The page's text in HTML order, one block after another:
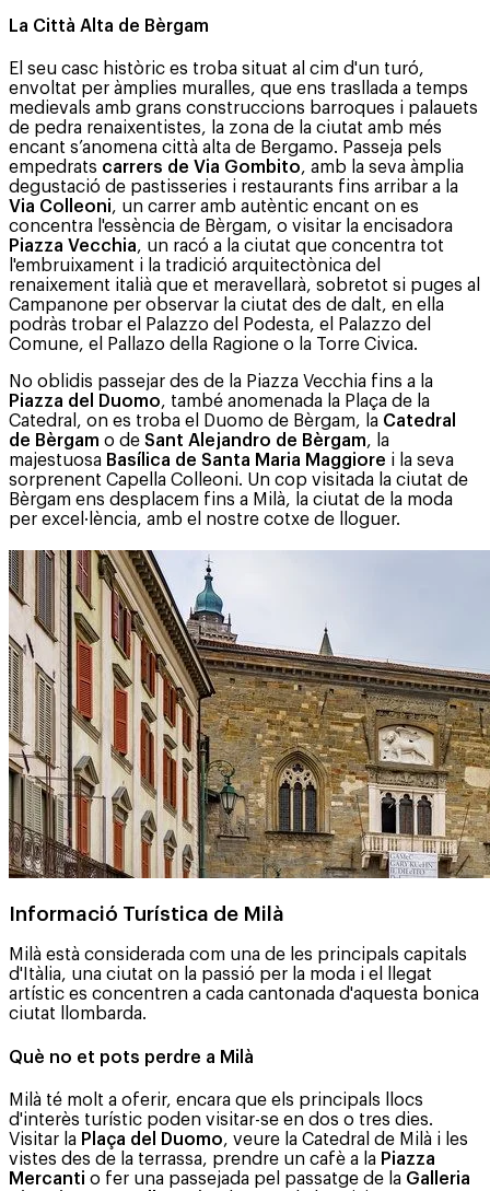
La Città Alta de Bèrgam
El seu casc històric es troba situat al cim d'un turó,
envoltat per àmplies muralles, que ens trasllada a temps
medievals amb grans construccions barroques i palauets
de pedra renaixentistes, la zona de la ciutat amb més
encant s’anomena città alta de Bergamo. Passeja pels
empedrats carrers de Via Gombito, amb la seva àmplia
degustació de pastisseries i restaurants fins arribar a la
Via Colleoni, un carrer amb autèntic encant on es
concentra l'essència de Bèrgam, o visitar la encisadora
Piazza Vecchia, un racó a la ciutat que concentra tot
l'embruixament i la tradició arquitectònica del
renaixement italià que et meravellarà, sobretot si puges al
Campanone per observar la ciutat des de dalt, en ella
podràs trobar el Palazzo del Podesta, el Palazzo del
Comune, el Pallazo della Ragione o la Torre Civica.
No oblidis passejar des de la Piazza Vecchia fins a la
Piazza del Duomo, també anomenada la Plaça de la
Catedral, on es troba el Duomo de Bèrgam, la Catedral
de Bèrgam o de Sant Alejandro de Bèrgam, la
majestuosa Basílica de Santa Maria Maggiore i la seva
sorprenent Capella Colleoni. Un cop visitada la ciutat de
Bèrgam ens desplacem fins a Milà, la ciutat de la moda
per excel·lència, amb el nostre cotxe de lloguer.
Informació Turística de Milà
Milà està considerada com una de les principals capitals
d'Itàlia, una ciutat on la passió per la moda i el llegat
artístic es concentren a cada cantonada d'aquesta bonica
ciutat llombarda.
Què no et pots perdre a Milà
Milà té molt a oferir, encara que els principals llocs
d'interès turístic poden visitar-se en dos o tres dies.
Visitar la Plaça del Duomo, veure la Catedral de Milà i les
vistes des de la terrassa, prendre un cafè a la Piazza
Mercanti o fer una passejada pel passatge de la Galleria